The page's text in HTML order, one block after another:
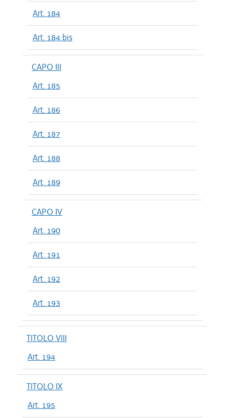
Art. 184
Art. 184 bis
CAPO III
Art. 185
Art. 186
Art. 187
Art. 188
Art. 189
CAPO IV
Art. 190
Art. 191
Art. 192
Art. 193
TITOLO VIII
Art. 194
TITOLO IX
Art. 195